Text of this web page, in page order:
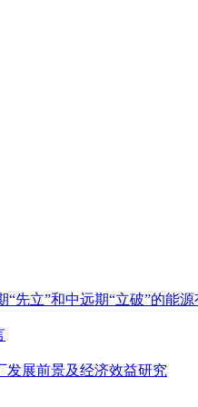
“先立”和中远期“立破”的能
发展前景及经济效益研究